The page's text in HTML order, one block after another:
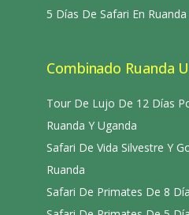
5 Días De Safari En Ruanda
Combinado Ruanda
Tour De Lujo De 12 Días
Ruanda Y Uganda
Safari De Vida Silvestre Y
Ruanda
Safari De Primates De 8